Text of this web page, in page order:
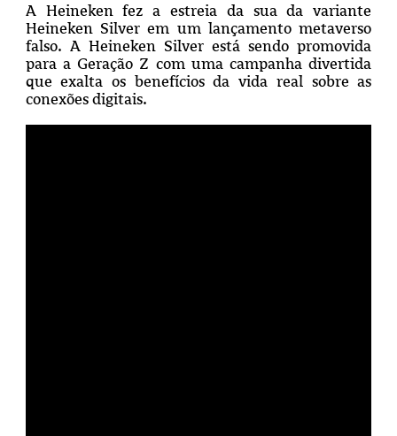
A Heineken fez a estreia da sua da variante
Heineken Silver em um lançamento metaverso
falso. A Heineken Silver está sendo promovida
para a Geração Z com uma campanha divertida
que exalta os benefícios da vida real sobre as
conexões digitais.